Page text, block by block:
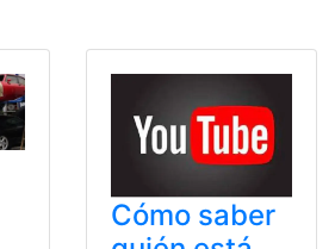
Cómo saber